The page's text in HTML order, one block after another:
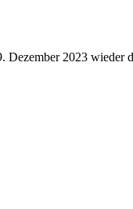
2023 wieder